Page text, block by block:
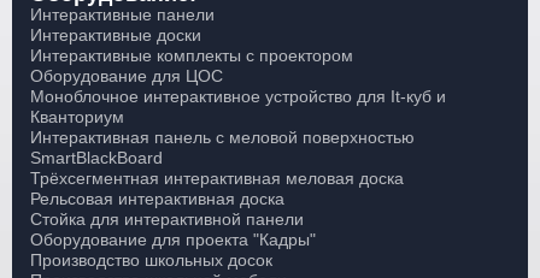
Интерактивные панели
Интерактивные доски
Интерактивные комплекты с проектором
Оборудование для ЦОС
Моноблочное интерактивное устройство для It-куб и
Кванториум
Интерактивная панель с меловой поверхностью
SmartBlackBoard
Трёхсегментная интерактивная меловая доска
Рельсовая интерактивная доска
Стойка для интерактивной панели
Оборудование для проекта "Кадры"
Производство школьных досок